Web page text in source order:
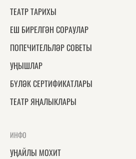
ТЕАТР ТАРИХЫ
ЕШ БИРЕЛГӘН СОРАУЛАР
ПОПЕЧИТЕЛЬЛӘР СОВЕТЫ
УҢЫШЛАР
БҮЛӘК СЕРТИФИКАТЛАРЫ
ТЕАТР ЯҢАЛЫКЛАРЫ
ИНФО
УҢАЙЛЫ МОХИТ